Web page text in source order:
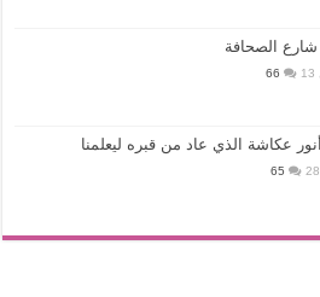
الصحافة
66
عكاشة الذي عاد من قبره ليعلمنا
65